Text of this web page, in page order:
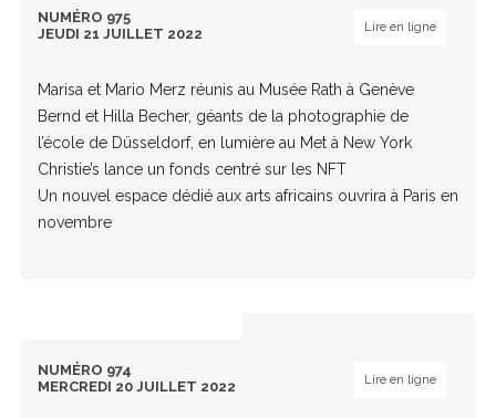
NUMÉRO 975
JEUDI 21 JUILLET 2022
Lire en ligne
Marisa et Mario Merz réunis au Musée Rath à Genève
Bernd et Hilla Becher, géants de la photographie de
l’école de Düsseldorf, en lumière au Met à New York
Christie’s lance un fonds centré sur les NFT
Un nouvel espace dédié aux arts africains ouvrira à Paris en
novembre
NUMÉRO 974
MERCREDI 20 JUILLET 2022
Lire en ligne